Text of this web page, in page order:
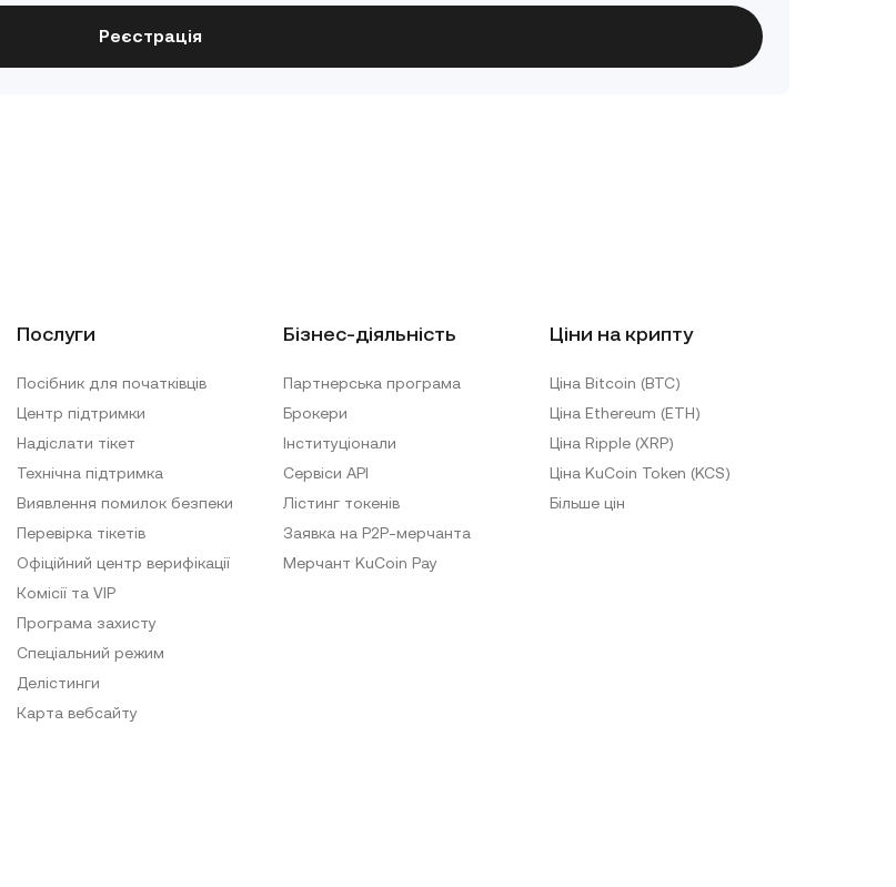
Реєстрація
Послуги
Посібник для початківців
Центр підтримки
Надіслати тікет
Технічна підтримка
Виявлення помилок безпеки
Перевірка тікетів
Офіційний центр верифікації
Комісії та VIP
Програма захисту
Спеціальний режим
Делістинги
Карта вебсайту
Бізнес-діяльність
Партнерська програма
Брокери
Інституціонали
Сервіси API
Лістинг токенів
Заявка на P2P-мерчанта
Мерчант KuCoin Pay
Ціни на крипту
Ціна Bitcoin (BTC)
Ціна Ethereum (ETH)
Ціна Ripple (XRP)
Ціна KuCoin Token (KCS)
Більше цін